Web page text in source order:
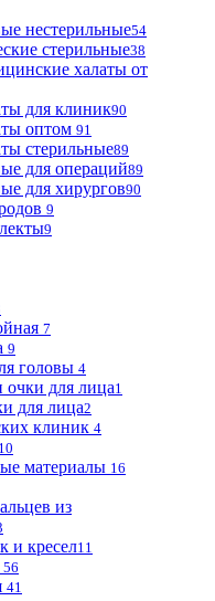
нестерильные54
стерильные38
халаты от
для клиник90
оптом 91
стерильные89
для операций89
для хирургов90
9
9
7
9
головы 4
для лица1
для лица2
клиник 4
10
материалы 16
из
и кресел11
56
41